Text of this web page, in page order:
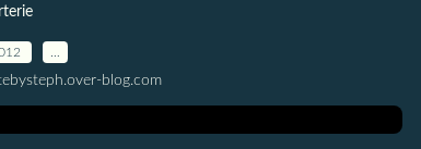
blog.com